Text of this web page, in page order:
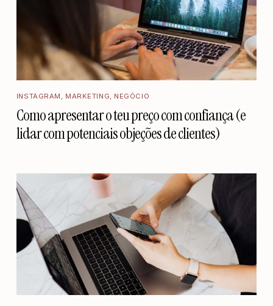
INSTAGRAM , MARKETING, NEGÓCIO
Como apresentar o teu preço com confiança (e
lidar com potenciais objeções de clientes)